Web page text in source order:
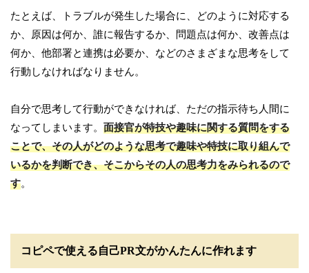
たとえば、トラブルが発生した場合に、どのように対応する
か、原因は何か、誰に報告するか、問題点は何か、改善点は
何か、他部署と連携は必要か、などのさまざまな思考をして
行動しなければなりません。
自分で思考して行動ができなければ、ただの指示待ち人間に
なってしまいます。 面接官が特技や趣味に関する質問をする
ことで、その人がどのような思考で趣味や特技に取り組んで
いるかを判断でき、そこからその人の思考力をみられるので
す。
コピペで使える自己PR文がかんたんに作れます